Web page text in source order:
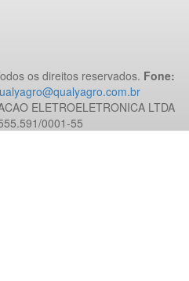
os direitos reservados. Fone:
ELETROELETRONICA LTDA
0001-55